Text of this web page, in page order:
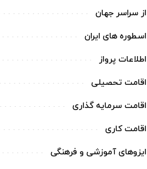
از سراسر جهان
اسطوره های ایران
اطلاعات پرواز
اقامت تحصیلی
اقامت سرمایه گذاری
اقامت کاری
ایزوهای آموزشی و فرهنگی